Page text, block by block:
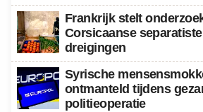
Frankrijk stelt
Corsicaanse
dreigingen
Syrische
ontmanteld tijdens
politieoperatie